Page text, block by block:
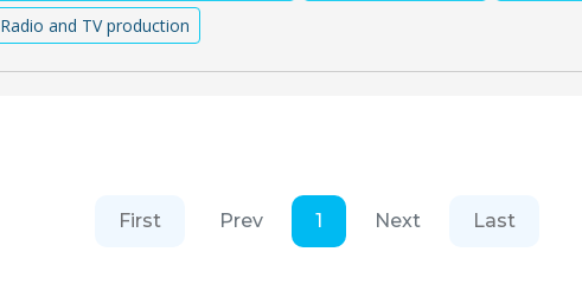
Radio and TV production
First Prev 1 Next Last